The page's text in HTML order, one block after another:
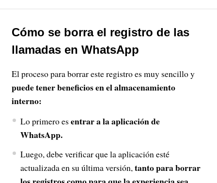
Cómo se borra el registro de las
llamadas en WhatsApp
El proceso para borrar este registro es muy sencillo y
puede tener beneficios en el almacenamiento
interno:
Lo primero es entrar a la aplicación de
WhatsApp.
Luego, debe verificar que la aplicación esté
actualizada en su última versión,tanto para borrar